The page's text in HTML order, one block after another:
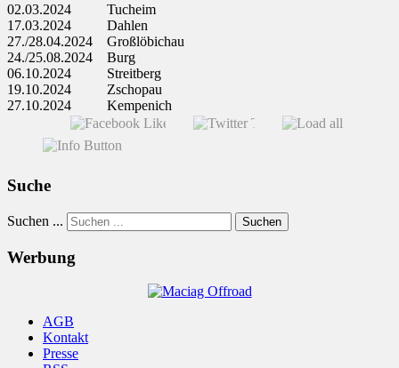
02.03.2024 Tucheim
17.03.2024 Dahlen
27./28.04.2024 Großlöbichau
24./25.08.2024 Burg
06.10.2024 Streitberg
19.10.2024 Zschopau
27.10.2024 Kempenich
Suche
Suchen ... Suchen
Werbung
AGB
Kontakt
Presse